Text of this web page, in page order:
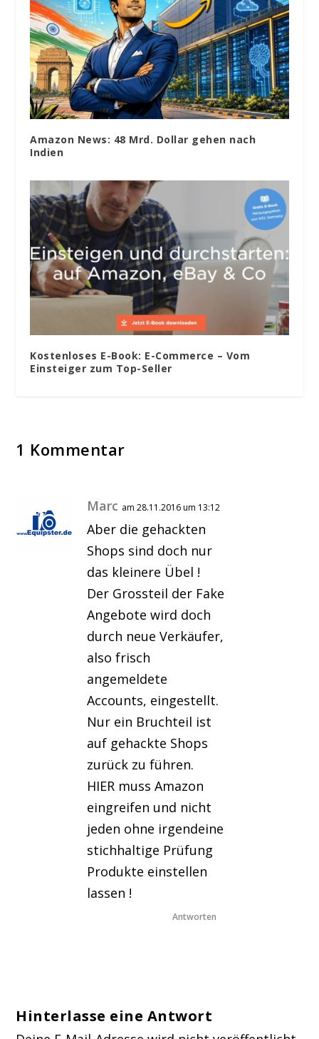
Amazon News: 48 Mrd. Dollar gehen nach
Indien
Kostenloses E-Book: E-Commerce – Vom
Einsteiger zum Top-Seller
1 Kommentar
Marc am 28.11.2016 um 13:12
Aber die gehackten
Shops sind doch nur
das kleinere Übel !
Der Grossteil der Fake
Angebote wird doch
durch neue Verkäufer,
also frisch
angemeldete
Accounts, eingestellt.
Nur ein Bruchteil ist
auf gehackte Shops
zurück zu führen.
HIER muss Amazon
eingreifen und nicht
jeden ohne irgendeine
stichhaltige Prüfung
Produkte einstellen
lassen !
Antworten
Hinterlasse eine Antwort